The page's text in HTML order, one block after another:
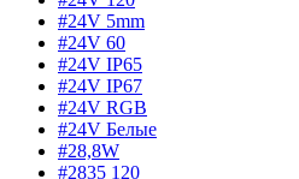
#24V 5mm
#24V 60
#24V IP65
#24V IP67
#24V RGB
#24V Белые
#28,8W
#2835 120